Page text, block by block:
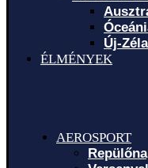
Új-
ÉLMÉNYEK
AEROSPORT